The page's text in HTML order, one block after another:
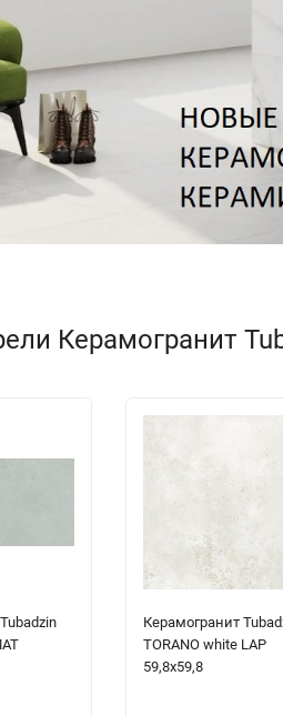
Керамогранит
Керамогранит
TORANO white LAP
59,8x59,8